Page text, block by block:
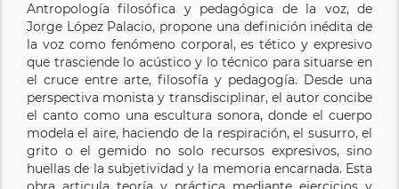
Antropología filosófica y pedagógica de la voz, de
Jorge López Palacio, propone una definición inédita de
la voz como fenómeno corporal, es tético y expresivo
que trasciende lo acústico y lo técnico para situarse en
el cruce entre arte, filosofía y pedagogía. Desde una
perspectiva monista y transdisciplinar, el autor concibe
el canto como una escultura sonora, donde el cuerpo
modela el aire, haciendo de la respiración, el susurro, el
grito o el gemido no solo recursos expresivos, sino
huellas de la subjetividad y la memoria encarnada. Esta